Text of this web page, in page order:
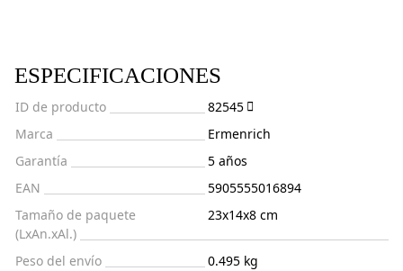
ESPECIFICACIONES
ID de producto
82545
Marca
Ermenrich
Garantía
5 años
EAN
5905555016894
Tamaño de paquete
(LxAn.xAl.)
23x14x8 cm
Peso del envío
0.495 kg